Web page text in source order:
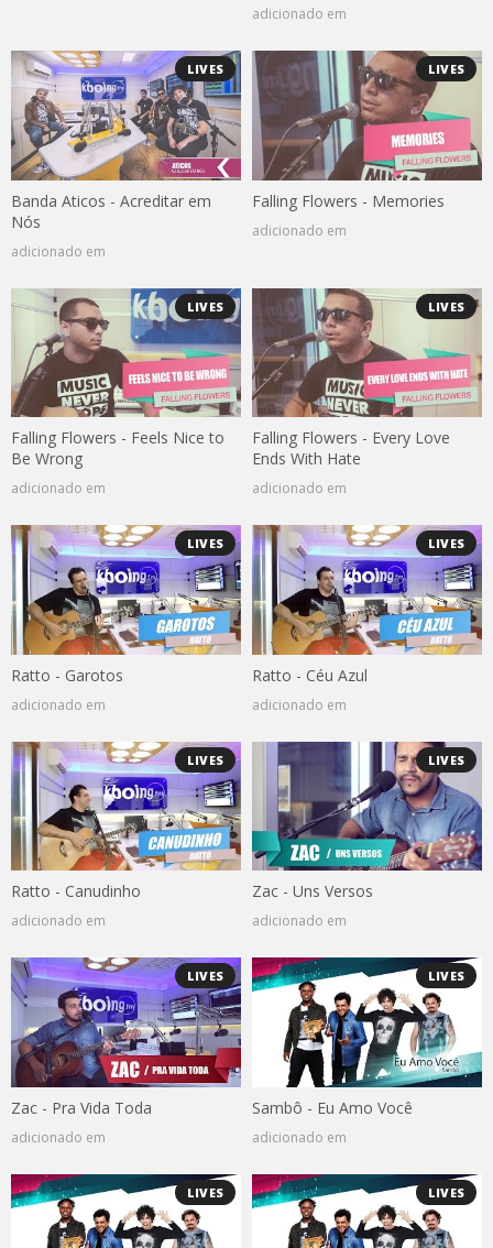
adicionado em
LIVES
Banda Aticos - Acreditar em
Nós
adicionado em
LIVES
Falling Flowers - Memories
adicionado em
LIVES
Falling Flowers - Feels Nice to
Be Wrong
adicionado em
LIVES
Falling Flowers - Every Love
Ends With Hate
adicionado em
LIVES
Ratto - Garotos
adicionado em
LIVES
Ratto - Céu Azul
adicionado em
LIVES
Ratto - Canudinho
adicionado em
LIVES
Zac - Uns Versos
adicionado em
LIVES
Zac - Pra Vida Toda
adicionado em
LIVES
Sambô - Eu Amo Você
adicionado em
LIVES LIVES